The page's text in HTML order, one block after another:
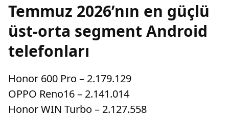
Temmuz 2026’nın en güçlü
üst-orta segment Android
telefonları
Honor 600 Pro – 2.179.129
OPPO Reno16 – 2.141.014
Honor WIN Turbo – 2.127.558